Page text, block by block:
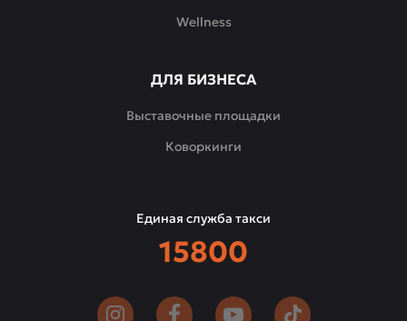
Wellness
ДЛЯ БИЗНЕСА
Выставочные площадки
Коворкинги
Единая служба такси
15800